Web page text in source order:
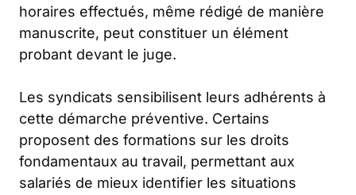
horaires effectués, même rédigé de manière
manuscrite, peut constituer un élément
probant devant le juge.
Les syndicats sensibilisent leurs adhérents à
cette démarche préventive. Certains
proposent des formations sur les droits
fondamentaux au travail, permettant aux
salariés de mieux identifier les situations